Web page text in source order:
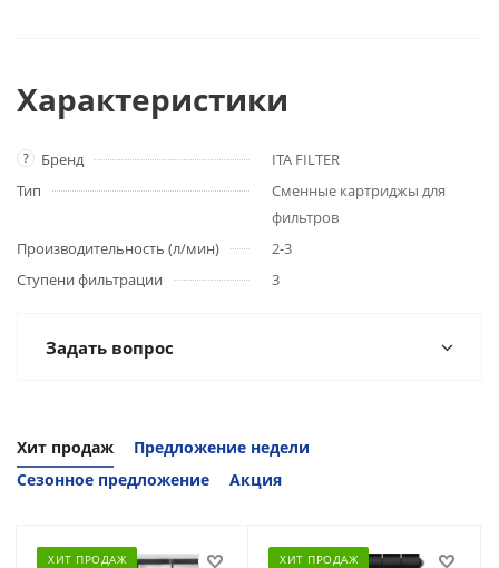
Характеристики
? Бренд
ITA FILTER
Тип
Сменные картриджы для
фильтров
Производительность (л/мин)
2-3
Ступени фильтрации
3
Задать вопрос
Хит продаж
Предложение недели
Сезонное предложение
Акция
ХИТ ПРОДАЖ ХИТ ПРОДАЖ